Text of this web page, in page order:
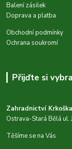
Balení zásilek
Doprava a platba
Obchodní podmínky
Ochrana soukromí
Přijďte si
Zahradnictví Krkoška
Ostrava-Stará Bělá ul.
Těšíme se na Vás